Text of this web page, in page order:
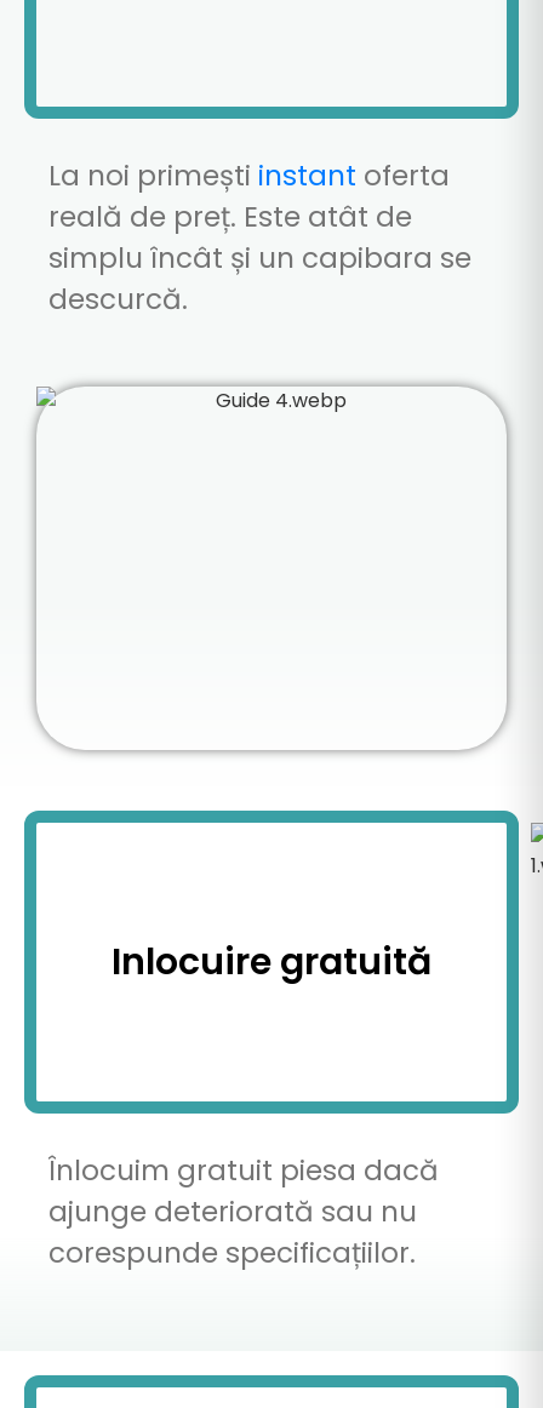
La noi primești instant oferta
reală de preț. Este atât de
simplu încât și un capibara se
descurcă.
Inlocuire gratuită
Înlocuim gratuit piesa dacă
ajunge deteriorată sau nu
corespunde specificațiilor.